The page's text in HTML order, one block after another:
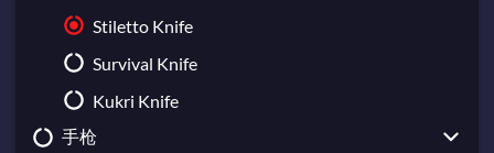
Stiletto Knife
Survival Knife
Kukri Knife
手枪